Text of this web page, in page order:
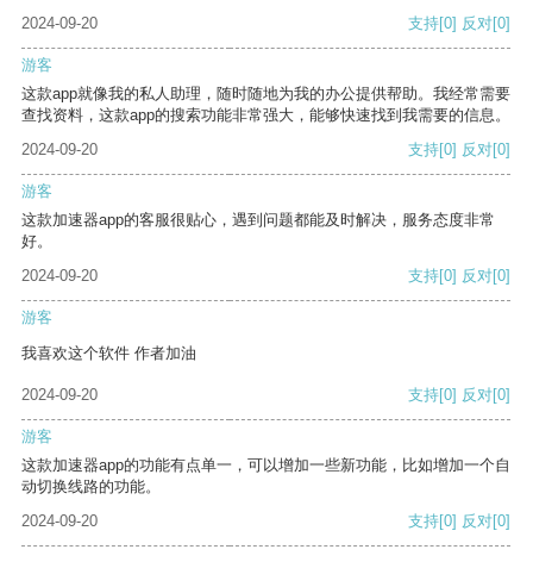
2024-09-20
支持[0] 反对[0]
游客
这款app就像我的私人助理，随时随地为我的办公提供帮助。我经常需要
查找资料，这款app的搜索功能非常强大，能够快速找到我需要的信息。
2024-09-20
支持[0] 反对[0]
游客
这款加速器app的客服很贴心，遇到问题都能及时解决，服务态度非常
好。
2024-09-20
支持[0] 反对[0]
游客
我喜欢这个软件 作者加油
2024-09-20 支持[0] 反对[0]
游客
这款加速器app的功能有点单一，可以增加一些新功能，比如增加一个自
动切换线路的功能。
2024-09-20
支持[0] 反对[0]